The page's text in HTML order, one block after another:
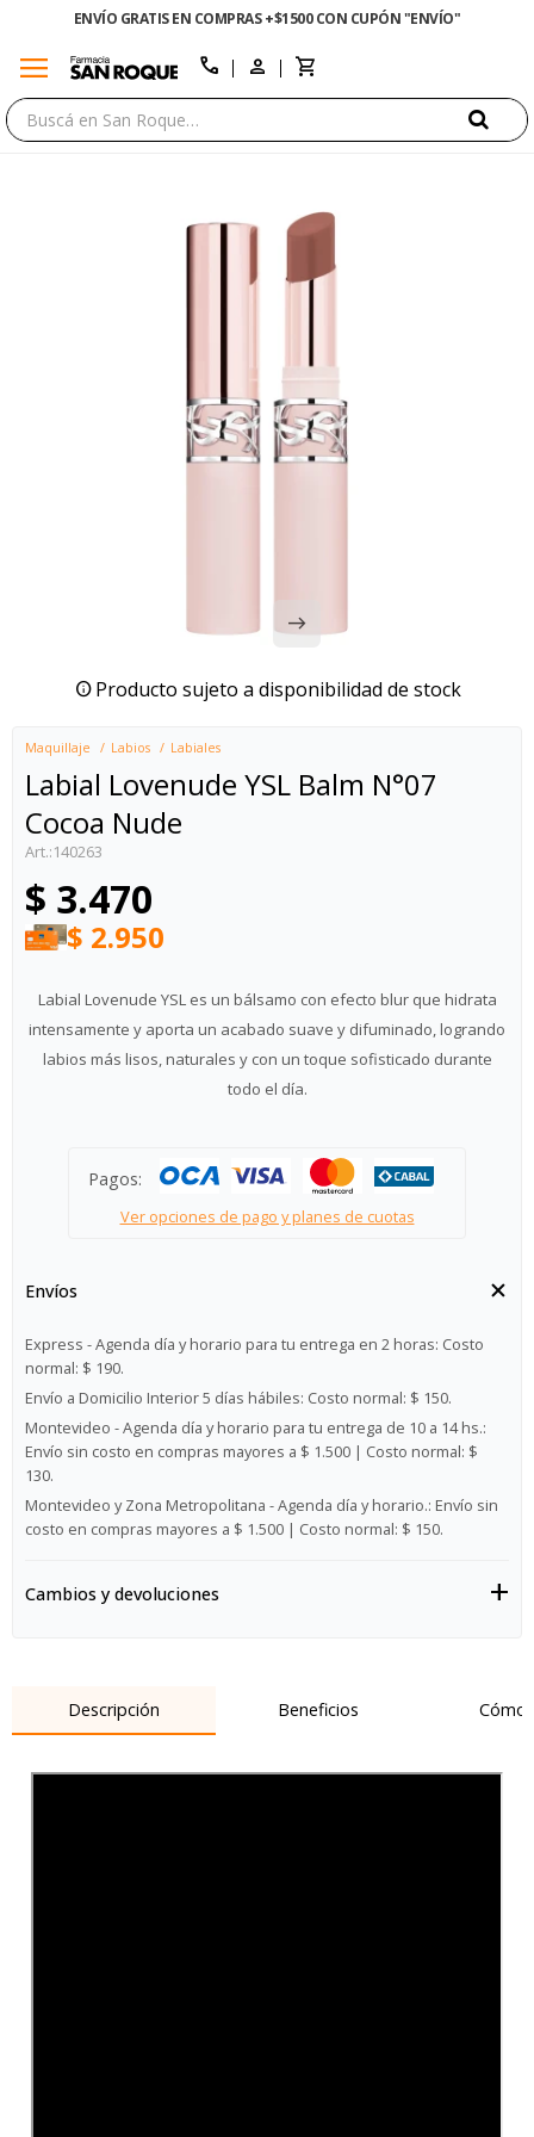
ENVÍO GRATIS EN COMPRAS +$1500 CON CUPÓN "ENVÍO"
menu call
Producto sujeto a disponibilidad de stock
Maquillaje Labios Labiales
Labial Lovenude YSL Balm N°07
Cocoa Nude
140263
$ 3.470
$ 2.950
Labial Lovenude YSL es un bálsamo con efecto blur que hidrata
intensamente y aporta un acabado suave y difuminado, logrando
labios más lisos, naturales y con un toque sofisticado durante
todo el día.
Pagos:
Ver opciones de pago y planes de cuotas
Envíos
Express - Agenda día y horario para tu entrega en 2 horas: Costo
normal: $ 190.
Envío a Domicilio Interior 5 días hábiles: Costo normal: $ 150.
Montevideo - Agenda día y horario para tu entrega de 10 a 14 hs.:
Envío sin costo en compras mayores a $ 1.500 | Costo normal: $
130.
Montevideo y Zona Metropolitana - Agenda día y horario.: Envío sin
costo en compras mayores a $ 1.500 | Costo normal: $ 150.
Cambios y devoluciones
Descripción Beneficios Cómo
close